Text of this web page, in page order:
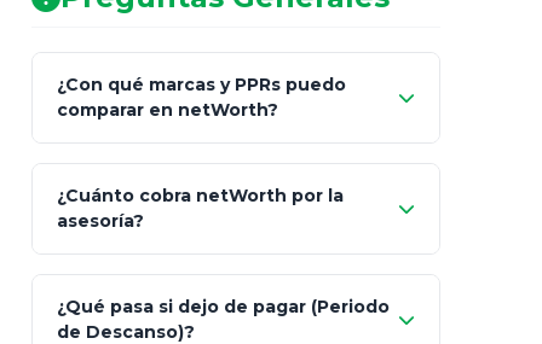
¿Con qué marcas y PPRs puedo
comparar en netWorth?
¿Cuánto cobra netWorth por la
asesoría?
¿Qué pasa si dejo de pagar (Periodo
de Descanso)?